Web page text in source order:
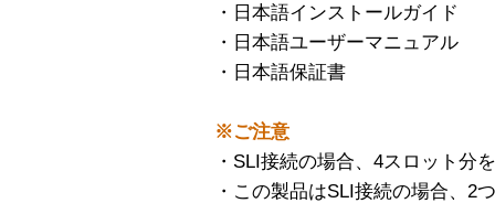
・日本語インストールガイド
・日本語ユーザーマニュアル
・日本語保証書
※ご注意
・SLI接続の場合、4スロット分
・この製品はSLI接続の場合、2